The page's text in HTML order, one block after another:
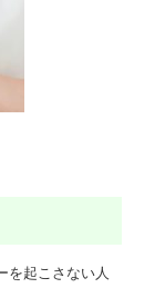
を起こさない人